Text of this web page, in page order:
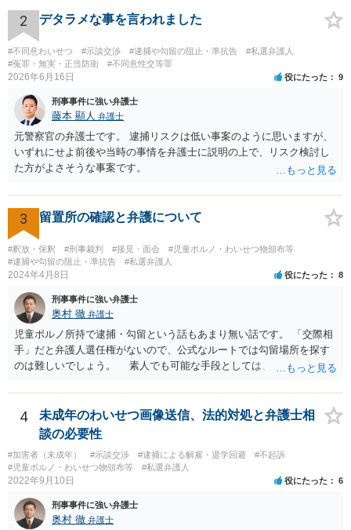
ら注意されて終わりです。 一応、通常通り家裁送致され少年審判にな
る可能性というのもそれなりにあります。廃掃法違反の不法投棄の罪
は条文だけ見ると重い罪なので。 ただ鑑別所に入れられることはまず
ないと思いますし、相談者の方の素行が悪いというわけでもなけれ
ば、不処分で終わりになる可能性が高いと思います。少年院送致や逆
送は暴力団関係者でもないとまずないと思います。 ただどうしても心
配というなら、弁護士に依頼して自首するという方法はあるかも知れ
ません。反省していることが捜査機関や家裁に伝わりますので。
2 デタラメな事を言われました
#不同意わいせつ #示談交渉 #逮捕や勾留の阻止・準抗告
#私選弁護人
#冤罪・無実・正当防衛
#不同意性交等罪
2026年6月16日 役にたった 9
刑事事件に強い弁護士
藤本 顯人 弁護士
元警察官の弁護士です。 逮捕リスクは低い事案のように思いますが、
いずれにせよ前後や当時の事情を弁護士に説明の上で、リスク検討し
た方がよさそうな事案です。
3 留置所の確認と弁護について
#釈放・保釈 #刑事裁判 #接見・面会
#児童ポルノ・わいせつ物頒布等
#逮捕や勾留の阻止・準抗告
#私選弁護人
2024年4月8日 役にたった 8
刑事事件に強い弁護士
奥村 徹 弁護士
児童ポルノ所持で逮捕・勾留という話もあまり無い話です。 「交際相
手」だと弁護人選任権がないので、公式なルートでは勾留場所を探す
のは難しいでしょう。 素人でも可能な手段としては、「○○県内」と
してください」みたいな葉書を出してみて、宛先人不在で戻って来な
かった所に絞って問い合わせるという方法があります。
4
未成年のわいせつ画像送信、法的対処と弁護士相
談の必要性
#加害者（未成年） #示談交渉 #逮捕による解雇・退学回避
#不起訴
#児童ポルノ・わいせつ物頒布等
#私選弁護人
2022年9月10日 役にたった 6
刑事事件に強い弁護士
奥村 徹 弁護士